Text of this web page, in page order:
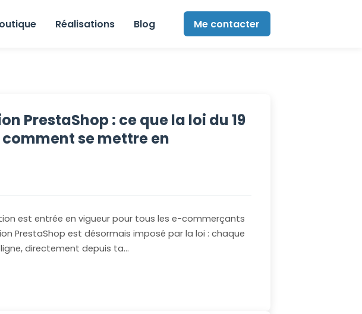
Réalisations Blog Me contacter
PrestaShop : ce que la loi du 19
se mettre en
est entrée en vigueur pour tous les e-commerçants
PrestaShop est désormais imposé par la loi : chaque
directement depuis ta…